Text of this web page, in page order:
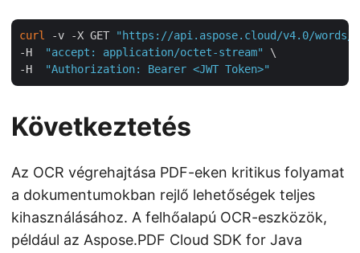
curl -v -X GET
"https://api.aspose.cloud/v4.0/words/
-H
"accept: application/octet-stream"
\
-H
"Authorization: Bearer <JWT Token>"
Következtetés
Az OCR végrehajtása PDF-eken kritikus folyamat
a dokumentumokban rejlő lehetőségek teljes
kihasználásához. A felhőalapú OCR-eszközök,
például az Aspose.PDF Cloud SDK for Java